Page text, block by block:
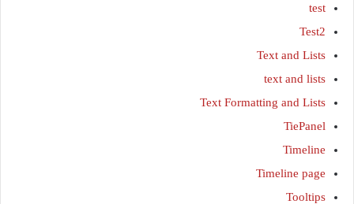
test
Test2
Text and Lists
text and lists
Text Formatting and Lists
TiePanel
Timeline
Timeline page
Tooltips